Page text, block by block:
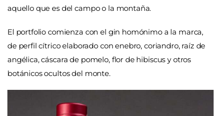
aquello que es del campo o la montaña.
El portfolio comienza con el gin homónimo a la marca,
de perfil cítrico elaborado con enebro, coriandro, raíz de
angélica, cáscara de pomelo, flor de hibiscus y otros
botánicos ocultos del monte.